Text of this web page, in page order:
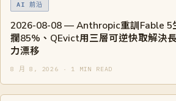
AI 前沿
2026-08-08 — Anthropic重訓Fable 5
攔85%、QEvict用三層可逆快取解決
力漂移
8 月 8, 2026 · 1 MIN READ